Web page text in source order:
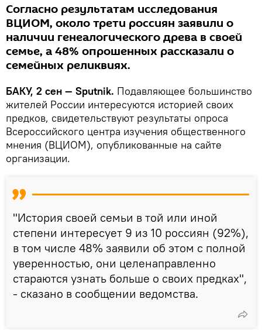
Согласно результатам исследования
ВЦИОМ, около трети россиян заявили о
наличии генеалогического древа в своей
семье, а 48% опрошенных рассказали о
семейных реликвиях.
БАКУ, 2 сен — Sputnik. Подавляющее большинство
жителей России интересуются историей своих
предков, свидетельствуют результаты опроса
Всероссийского центра изучения общественного
мнения (ВЦИОМ), опубликованные на сайте
организации.
"История своей семьи в той или иной
степени интересует 9 из 10 россиян (92%),
в том числе 48% заявили об этом с полной
уверенностью, они целенаправленно
стараются узнать больше о своих предках",
- сказано в сообщении ведомства.